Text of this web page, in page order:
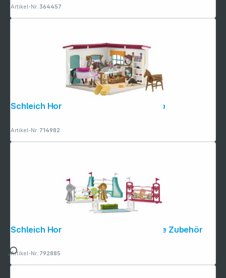
Artikel-Nr.:364457
Schleich Horse Club 42568 Reitershop
Artikel-Nr.:714982
Schleich Horse Club 42612 Hindernisse Zubehör
Artikel-Nr.:792885